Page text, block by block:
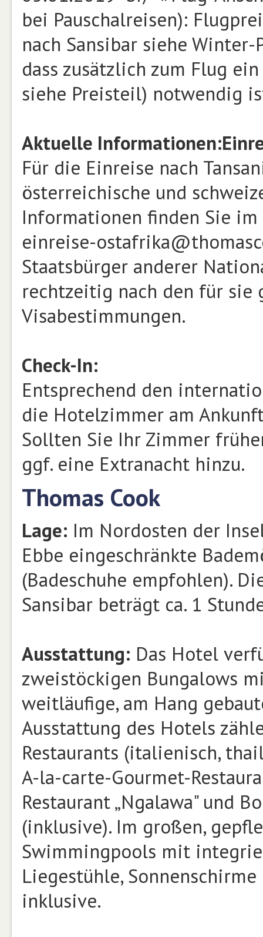
bei Pauschalreisen):
nach Sansibar siehe
dass zusätzlich zum Flug
siehe Preisteil) notwendig
Aktuelle Informationen:
Für die Einreise nach
österreichische und
Informationen finden Sie
einreise-
Staatsbürger anderer
rechtzeitig nach den für sie
Visabestimmungen.
Check-In:
Entsprechend den
die Hotelzimmer am
Sollten Sie Ihr Zimmer
ggf. eine Extranacht hinzu.
Thomas Cook
Lage: Im Nordosten der
Ebbe eingeschränkte
(Badeschuhe empfohlen).
Sansibar beträgt ca. 1
Ausstattung: Das Hotel
zweistöckigen Bungalows
weitläufige, am Hang
Ausstattung des Hotels
Restaurants (italienisch,
A-la-carte-Gourmet-
Restaurant „Ngalawa" und
(inklusive). Im großen,
Swimmingpools mit
Liegestühle,
inklusive.